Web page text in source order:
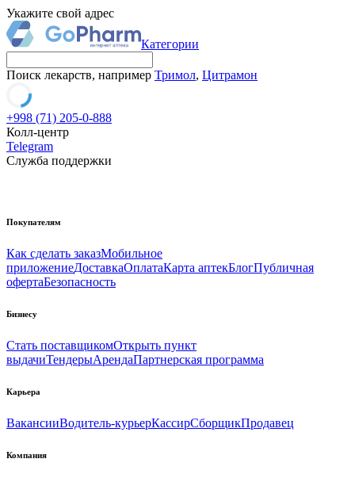
Укажите свой адрес
Категории
Поиск лекарств, например Тримол, Цитрамон
+998 (71) 205-0-888
Колл-центр
Telegram
Служба поддержки
Покупателям
Как сделать заказМобильное
приложениеДоставкаОплатаКарта аптекБлогПубличная
офертаБезопасность
Бизнесу
Стать поставщикомОткрыть пункт
выдачиТендерыАрендаПартнерская программа
Карьера
ВакансииВодитель-курьерКассирСборщикПродавец
Компания